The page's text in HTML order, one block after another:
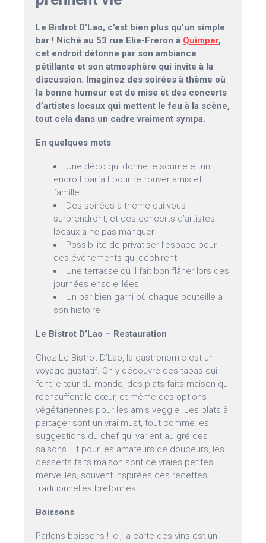
Le Bistrot D’Lao, c’est bien plus qu’un simple
bar ! Niché au 53 rue Elie-Freron à Quimper,
cet endroit détonne par son ambiance
pétillante et son atmosphère qui invite à la
discussion. Imaginez des soirées à thème où
la bonne humeur est de mise et des concerts
d’artistes locaux qui mettent le feu à la scène,
tout cela dans un cadre vraiment sympa.
En quelques mots
Une déco qui donne le sourire et un
endroit parfait pour retrouver amis et
famille
Des soirées à thème qui vous
surprendront, et des concerts d’artistes
locaux à ne pas manquer
Possibilité de privatiser l’espace pour
des événements qui déchirent
Une terrasse où il fait bon flâner lors des
journées ensoleillées
Un bar bien garni où chaque bouteille a
son histoire
Le Bistrot D’Lao – Restauration
Chez Le Bistrot D’Lao, la gastronomie est un
voyage gustatif. On y découvre des tapas qui
font le tour du monde, des plats faits maison qui
réchauffent le cœur, et même des options
végétariennes pour les amis veggie. Les plats à
partager sont un vrai must, tout comme les
suggestions du chef qui varient au gré des
saisons. Et pour les amateurs de douceurs, les
desserts faits maison sont de vraies petites
merveilles, souvent inspirées des recettes
traditionnelles bretonnes.
Boissons
Parlons boissons ! Ici, la carte des vins est un